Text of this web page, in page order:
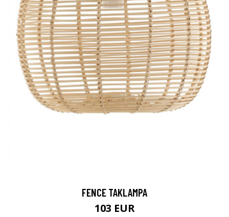
FENCE TAKLAMPA
103 EUR